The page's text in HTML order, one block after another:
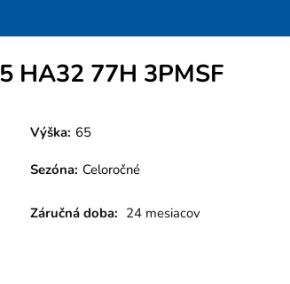
HA32 77H 3PMSF
Výška: 65
Sezóna: Celoročné
Záručná doba: 24 mesiacov